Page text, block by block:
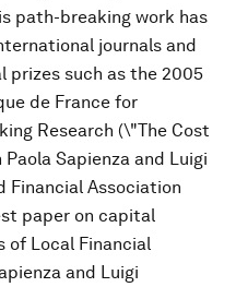
path-breaking work has
journals and
prizes such as the 2005
de France for
Research (\"The Cost
Sapienza and Luigi
Financial Association
paper on capital
of Local Financial
and Luigi